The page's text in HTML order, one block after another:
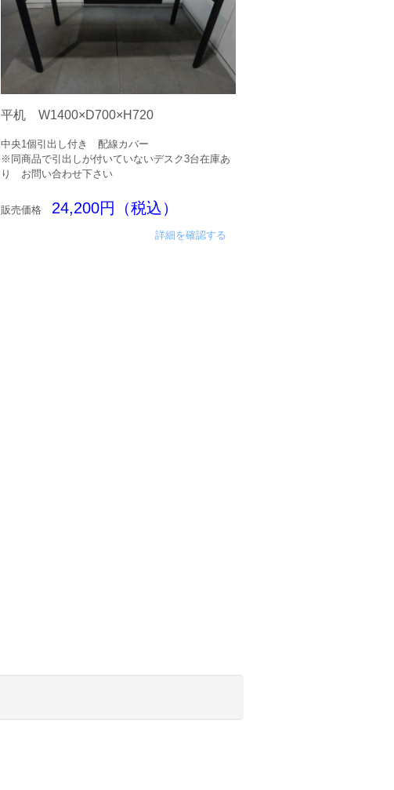
平机 W1400×D700×H720
中央1個引出し付き 配線カバー
※同商品で引出しが付いていないデスク3台在庫あ
り お問い合わせ下さい
販売価格 24,200円（税込）
詳細を確認する